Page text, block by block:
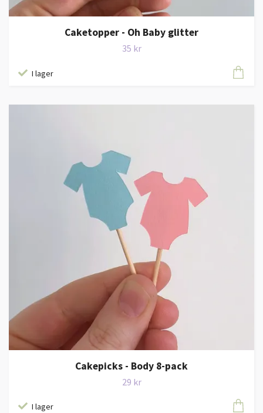
Caketopper - Oh Baby glitter
35 kr
I lager
Cakepicks - Body 8-pack
29 kr
I lager